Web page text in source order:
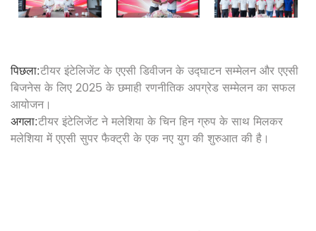
पिछला:टीयर इंटेलिजेंट के एएसी डिवीजन के उद्घाटन सम्मेलन और एएसी
बिजनेस के लिए 2025 के छमाही रणनीतिक अपग्रेड सम्मेलन का सफल
आयोजन।
अगला:टीयर इंटेलिजेंट ने मलेशिया के चिन हिन ग्रुप के साथ मिलकर
मलेशिया में एएसी सुपर फैक्ट्री के एक नए युग की शुरुआत की है।